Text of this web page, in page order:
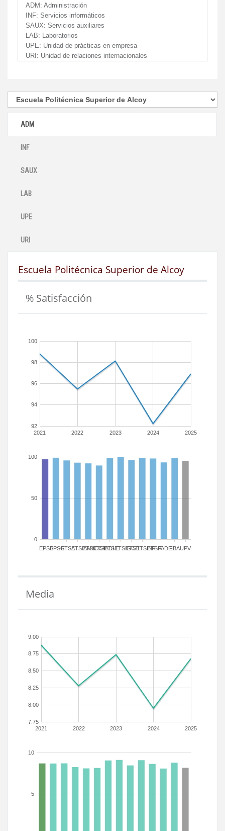
ADM: Administración
INF: Servicios informáticos
SAUX: Servicios auxiliares
LAB: Laboratorios
UPE: Unidad de prácticas en empresa
URI: Unidad de relaciones internacionales
ADM
INF
SAUX
LAB
UPE
URI
Escuela Politécnica Superior de Alcoy
% Satisfacción
2021 2022 2023 2024 2025
92
94
96
98
100
EPSAEPSGETSAETSIAMN
ETSICCP
ETSIADI
ETSIEETSIGCT
ETSIIETSINFETSITFADEFBAUPV
0
50
100
Media
2021 2022 2023 2024 2025
7.75
8.00
8.25
8.50
8.75
9.00
5
10